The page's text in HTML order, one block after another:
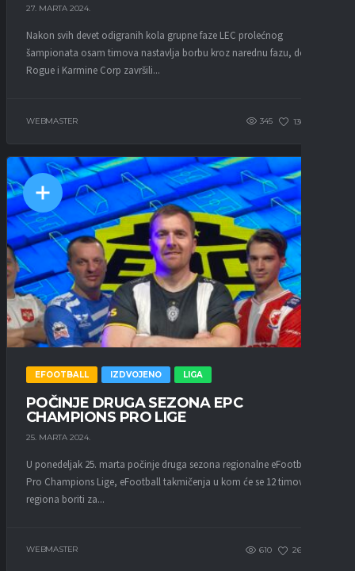
27. MARTA 2024.
Nakon svih devet odigranih kola grupne faze LEC prolećnog
šampionata osam timova nastavlja borbu kroz narednu fazu, dok su
Rogue i Karmine Corp završili...
WEBMASTER 345 130
EFOOTBALL IZDVOJENO LIGA
POČINJE DRUGA SEZONA EPC
CHAMPIONS PRO LIGE
25. MARTA 2024.
U ponedeljak 25. marta počinje druga sezona regionalne eFootball
Pro Champions Lige, eFootball takmičenja u kom će se 12 timova iz
regiona boriti za...
WEBMASTER 610 261